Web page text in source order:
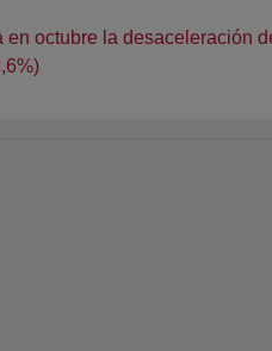
en octubre la desaceleración